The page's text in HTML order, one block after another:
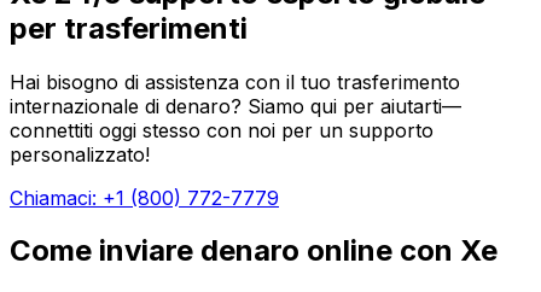
per trasferimenti
Hai bisogno di assistenza con il tuo trasferimento
internazionale di denaro? Siamo qui per aiutarti—
connettiti oggi stesso con noi per un supporto
personalizzato!
Chiamaci: +1 (800) 772-7779
Come inviare denaro online con Xe